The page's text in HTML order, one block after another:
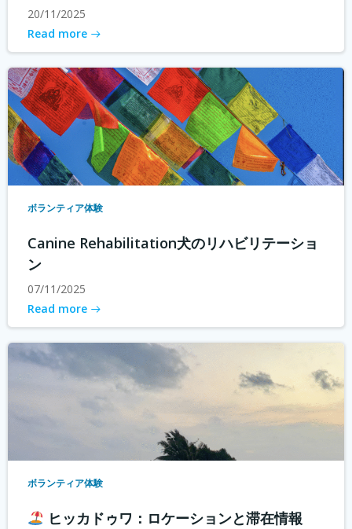
20/11/2025
Read more
ボランティア体験
Canine Rehabilitation犬のリハビリテーショ
ン
07/11/2025
Read more
ボランティア体験
ヒッカドゥワ：ロケーションと滞在情報